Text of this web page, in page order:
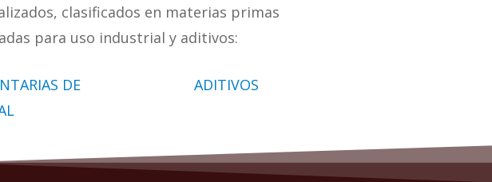
clasificados en materias primas
para uso industrial y aditivos:
DE
ADITIVOS